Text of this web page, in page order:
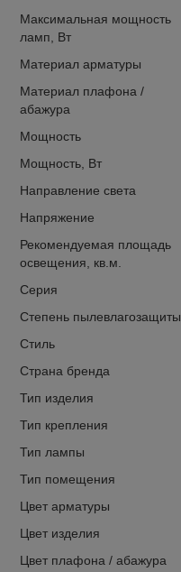
Максимальная мощность
ламп, Вт
Материал арматуры
Материал плафона /
абажура
Мощность
Мощность, Вт
Направление света
Напряжение
Рекомендуемая площадь
освещения, кв.м.
Серия
Степень пылевлагозащиты
Стиль
Страна бренда
Тип изделия
Тип крепления
Тип лампы
Тип помещения
Цвет арматуры
Цвет изделия
Цвет плафона / абажура